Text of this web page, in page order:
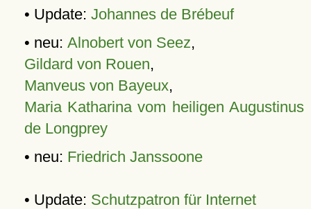
• Update: Johannes de Brébeuf
• neu: Alnobert von Seez,
Gildard von Rouen,
Manveus von Bayeux,
Maria Katharina vom heiligen Augustinus
de Longprey
• neu: Friedrich Janssoone
• Update: Schutzpatron für Internet